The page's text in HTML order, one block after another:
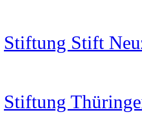
Stiftung Stift
Stiftung